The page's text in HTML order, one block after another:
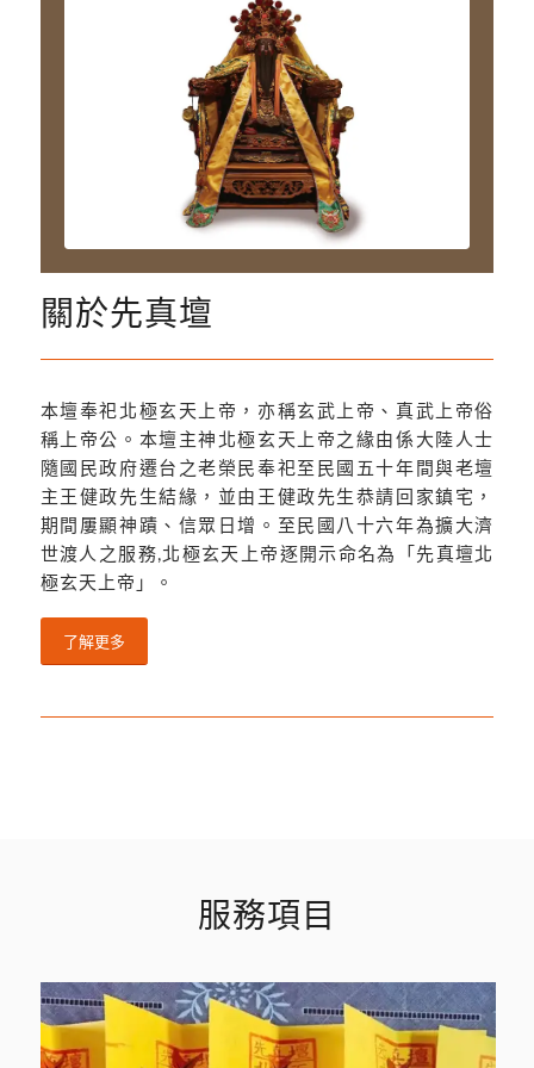
關於先真壇
本壇奉祀北極玄天上帝，亦稱玄武上帝、真武上帝俗
稱上帝公。本壇主神北極玄天上帝之緣由係大陸人士
隨國民政府遷台之老榮民奉祀至民國五十年間與老壇
主王健政先生結緣，並由王健政先生恭請回家鎮宅，
期間屢顯神蹟、信眾日增。至民國八十六年為擴大濟
世渡人之服務,北極玄天上帝逐開示命名為「先真壇北
極玄天上帝」。
了解更多
服務項目